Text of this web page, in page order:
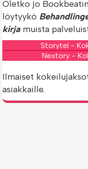
Oletko jo
löytyykö
kirja muista
Storytel -
Nextory -
Ilmaiset
asiakkaille.